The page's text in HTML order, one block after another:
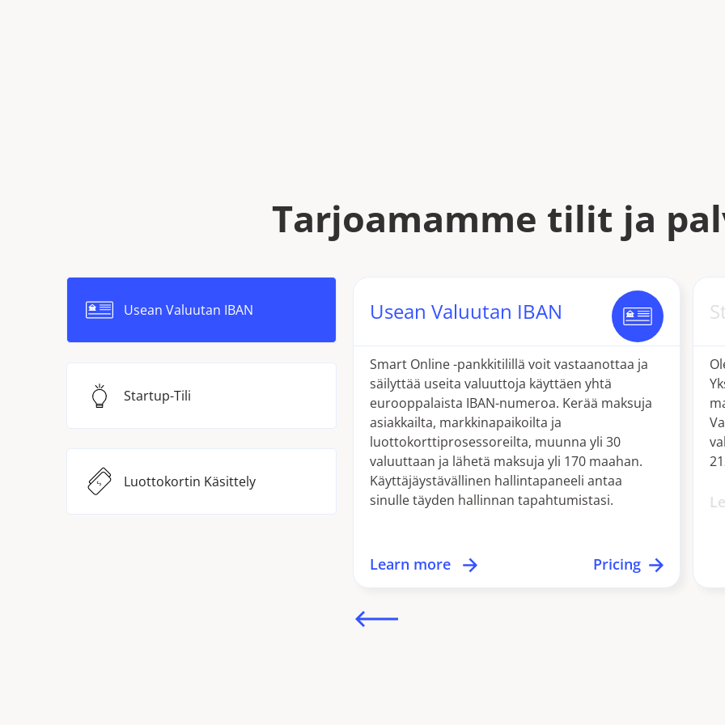
Tarjoamamme tilit ja
Usean Valuutan IBAN
Startup-Tili
Luottokortin Käsittely
Usean Valuutan IBAN
Smart Online -pankkitilillä voit vastaanottaa ja
säilyttää useita valuuttoja käyttäen yhtä
eurooppalaista IBAN-numeroa. Kerää maksuja
asiakkailta, markkinapaikoilta ja
luottokorttiprosessoreilta, muunna yli 30
valuuttaan ja lähetä maksuja yli 170 maahan.
Käyttäjäystävällinen hallintapaneeli antaa
sinulle täyden hallinnan tapahtumistasi.
Learn more Pricing